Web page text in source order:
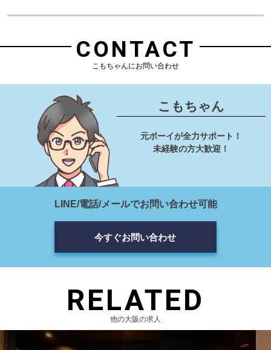
CONTACT
こもちゃんにお問い合わせ
こもちゃん
元ボーイが全力サポート！
未経験の方大歓迎！
LINE/電話/メールでお問い合わせ可能
今すぐお問い合わせ
RELATED
他の大阪の求人